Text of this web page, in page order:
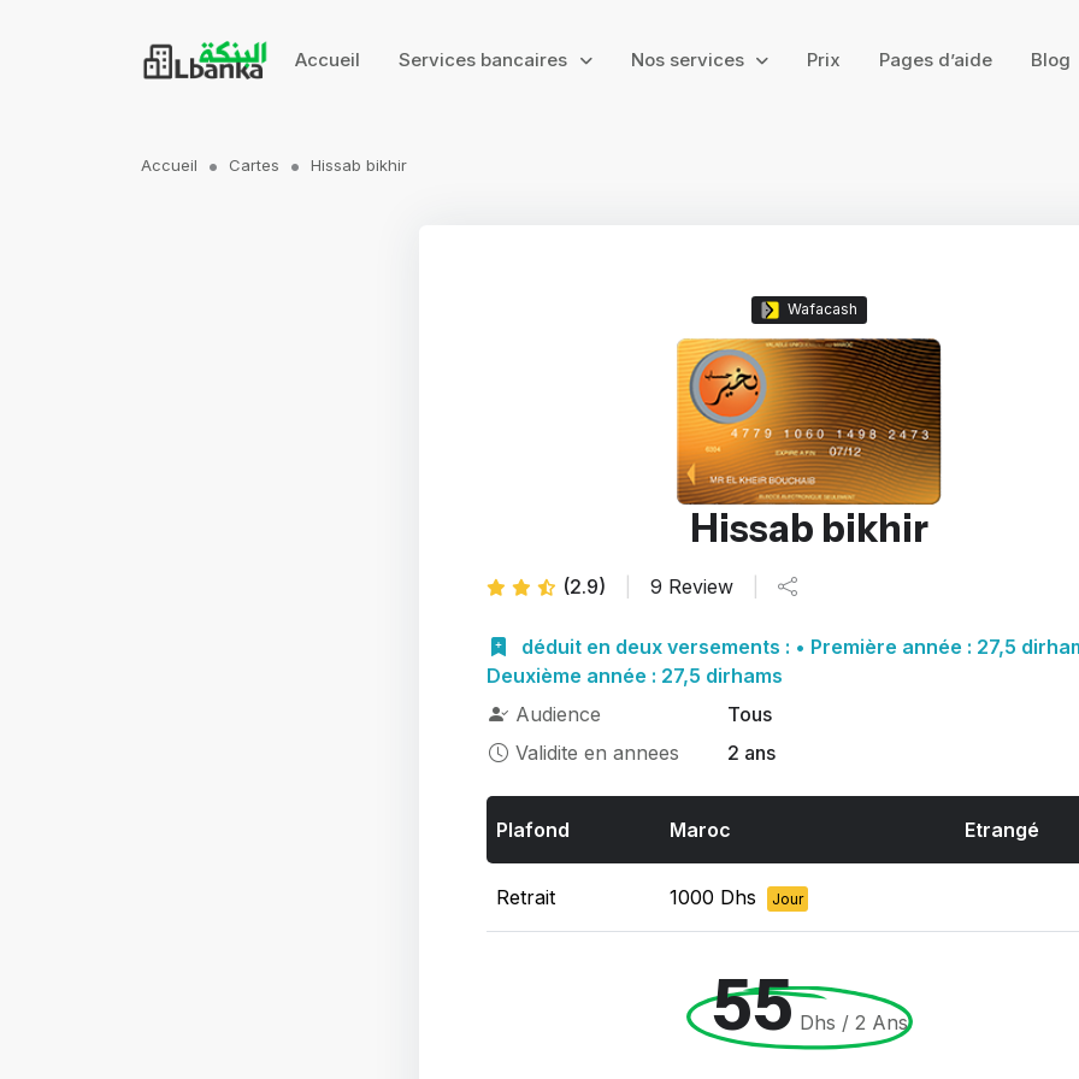
Accueil Services bancaires Nos services Prix Pages d’aide Blog
Accueil Cartes Hissab bikhir
Wafacash
Hissab bikhir
(2.9) 9 Review
déduit en deux versements : • Première année : 27,5
Deuxième année : 27,5 dirhams
Audience
Tous
Validite en annees
2 ans
Plafond Maroc Etrangé
Retrait 1000 Dhs Jour
55 Dhs / 2 Ans